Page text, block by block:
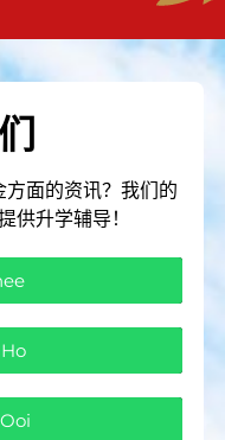
面的资讯？我们的
供升学辅导！